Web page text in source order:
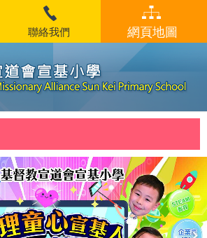
聯絡我們 網頁地圖